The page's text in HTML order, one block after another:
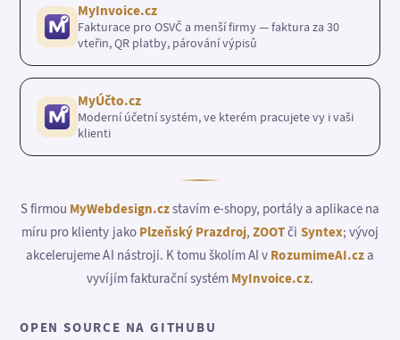
MyInvoice.cz
Fakturace pro OSVČ a menší firmy — faktura za 30
vteřin, QR platby, párování výpisů
MyÚčto.cz
Moderní účetní systém, ve kterém pracujete vy i vaši
klienti
S firmou MyWebdesign.czstavím e-shopy, portály a aplikace na
míru pro klienty jako Plzeňský Prazdroj,ZOOTči Syntex; vývoj
akcelerujeme AI nástroji. K tomu školím AI v RozumimeAI.cza
vyvíjím fakturační systém MyInvoice.cz.
OPEN SOURCE NA GITHUBU